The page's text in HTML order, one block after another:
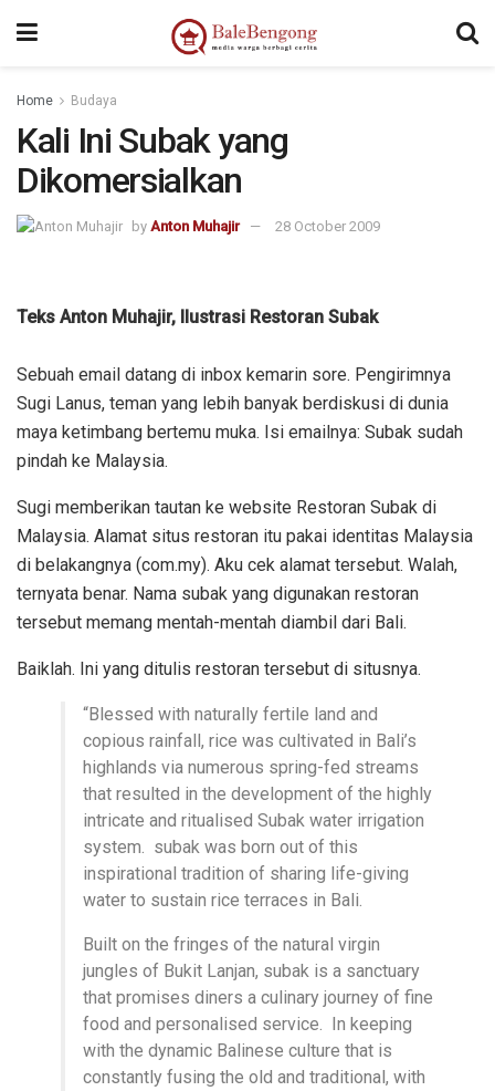
Home Budaya
Kali Ini Subak yang
Dikomersialkan
by Anton Muhajir 28 October 2009
Teks Anton Muhajir, Ilustrasi Restoran Subak
Sebuah email datang di inbox kemarin sore. Pengirimnya
Sugi Lanus, teman yang lebih banyak berdiskusi di dunia
maya ketimbang bertemu muka. Isi emailnya: Subak sudah
pindah ke Malaysia.
Sugi memberikan tautan ke website Restoran Subak di
Malaysia. Alamat situs restoran itu pakai identitas Malaysia
di belakangnya (com.my). Aku cek alamat tersebut. Walah,
ternyata benar. Nama subak yang digunakan restoran
tersebut memang mentah-mentah diambil dari Bali.
Baiklah. Ini yang ditulis restoran tersebut di situsnya.
“Blessed with naturally fertile land and
copious rainfall, rice was cultivated in Bali’s
highlands via numerous spring-fed streams
that resulted in the development of the highly
intricate and ritualised Subak water irrigation
system. subak was born out of this
inspirational tradition of sharing life-giving
water to sustain rice terraces in Bali.
Built on the fringes of the natural virgin
jungles of Bukit Lanjan, subak is a sanctuary
that promises diners a culinary journey of fine
food and personalised service. In keeping
with the dynamic Balinese culture that is
constantly fusing the old and traditional, with